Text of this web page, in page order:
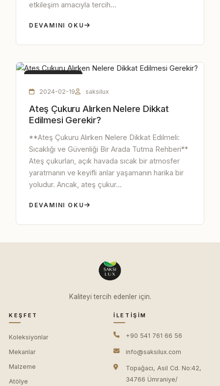
etkileşim amacıyla tercih...
DEVAMINI OKU
2024-02-19 saksilux
Ateş Çukuru Alırken Nelere Dikkat
Edilmesi Gerekir?
**Ateş Çukuru Alırken Nelere Dikkat Edilmeli:
Sıcaklığı ve Güvenliği Bir Arada Tutma Rehberi**
Ateş çukurları, açık havada sıcak bir atmosfer
yaratmanın ve keyifli anlar yaşamanın harika bir
yoludur. Ancak, ateş çukur...
DEVAMINI OKU
Kaliteyi tercih edenler için.
KEŞFET
Koleksiyonlar
Mekanlar
Malzeme
Atölye
İLETIŞIM
+90 541 761 66 56
info@saksilux.com
Topağacı, Asil Cd. No:42,
34766 Ümraniye/